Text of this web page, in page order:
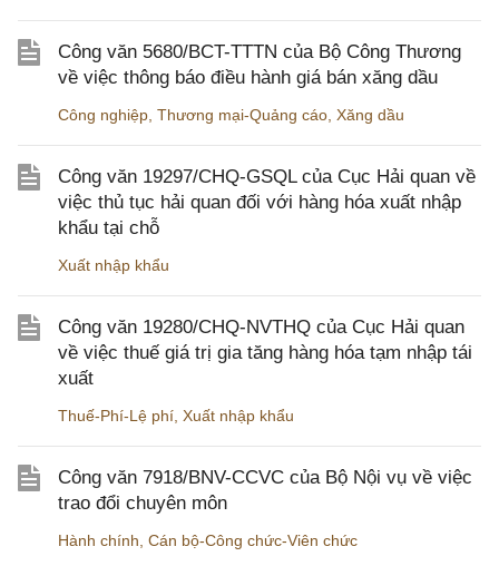
Công văn 5680/BCT-TTTN của Bộ Công Thương
về việc thông báo điều hành giá bán xăng dầu
Công nghiệp Thương mại-Quảng cáo Xăng dầu
Công văn 19297/CHQ-GSQL của Cục Hải quan về
việc thủ tục hải quan đối với hàng hóa xuất nhập
khẩu tại chỗ
Xuất nhập khẩu
Công văn 19280/CHQ-NVTHQ của Cục Hải quan
về việc thuế giá trị gia tăng hàng hóa tạm nhập tái
xuất
Thuế-Phí-Lệ phí Xuất nhập khẩu
Công văn 7918/BNV-CCVC của Bộ Nội vụ về việc
trao đổi chuyên môn
Hành chính Cán bộ-Công chức-Viên chức